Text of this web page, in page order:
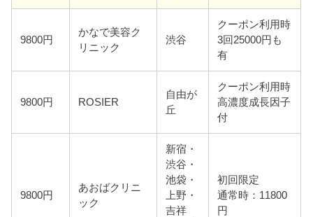
9800円
かなで美容ク
リニック
渋谷
クーポン利用時
3回25000円も
有
9800円 ROSIER
自由が
丘
クーポン利用時
高濃度成長因子
付
9800円
あおばクリニ
ック
新宿・
渋谷・
池袋・
上野・
吉祥
初回限定
通常時：11800
円